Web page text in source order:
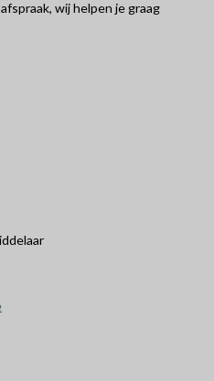
wij helpen je graag